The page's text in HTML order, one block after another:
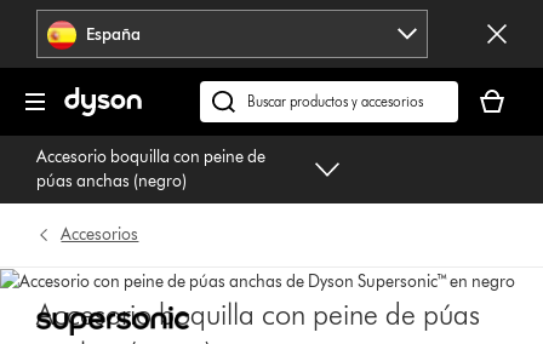
Omitir
navegación España
Buscar
en
dyson.es
cesta
está
Accesorio boquilla con peine de
púas anchas (negro)
Accesorios
Accesorio boquilla con peine de púas